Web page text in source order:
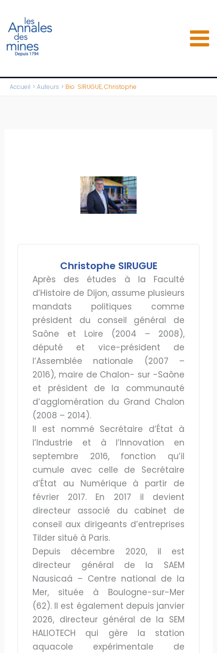
contenu
Accueil Auteurs Bio SIRUGUE, Christophe
Christophe SIRUGUE
Après des études à la Faculté
d’Histoire de Dijon, assume plusieurs
mandats politiques comme
président du conseil général de
Saône et Loire (2004 – 2008),
député et vice-président de
l’Assemblée nationale (2007 –
2016), maire de Chalon- sur -Saône
et président de la communauté
d’agglomération du Grand Chalon
(2008 – 2014).
Il est nommé Secrétaire d’État à
l’Industrie et à l’Innovation en
septembre 2016, fonction qu’il
cumule avec celle de Secrétaire
d’État au Numérique à partir de
février 2017. En 2017 il devient
directeur associé du cabinet de
conseil aux dirigeants d’entreprises
Tilder situé à Paris.
Depuis décembre 2020, il est
directeur général de la SAEM
Nausicaá – Centre national de la
Mer, située à Boulogne-sur-Mer
(62). Il est également depuis janvier
2026, directeur général de la SEM
HALIOTECH qui gère la station
aquacole expérimentale de